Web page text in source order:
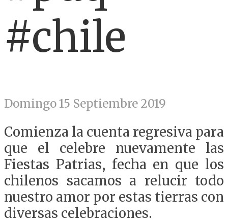
#chile
Domingo 15 Septiembre 2019
Comienza la cuenta regresiva para
que el celebre nuevamente las
Fiestas Patrias, fecha en que los
chilenos sacamos a relucir todo
nuestro amor por estas tierras con
diversas celebraciones.